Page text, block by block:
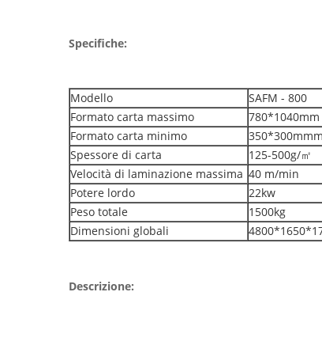
Specifiche:
Modello
SAFM - 800
Formato carta massimo
780*1040mm
Formato carta minimo
350*300mmm
Spessore di carta
125-500g/㎡
Velocità di laminazione massima 40 m/min
Potere lordo
22kw
Peso totale
1500kg
Dimensioni globali
Descrizione: